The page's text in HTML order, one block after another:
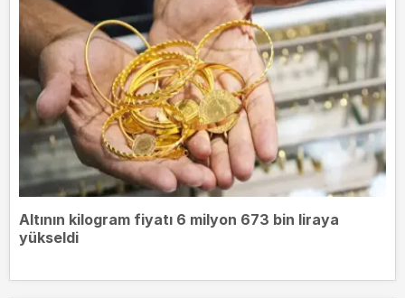
Altının kilogram fiyatı 6 milyon 673 bin liraya
yükseldi